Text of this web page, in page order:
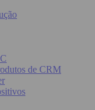
de CRM